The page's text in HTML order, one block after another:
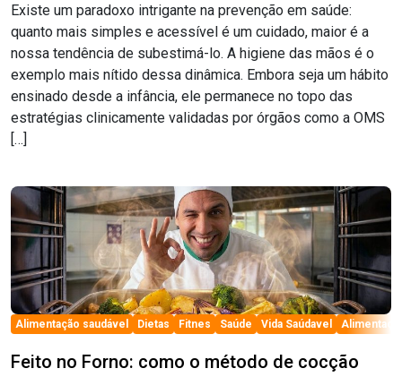
Existe um paradoxo intrigante na prevenção em saúde:
quanto mais simples e acessível é um cuidado, maior é a
nossa tendência de subestimá-lo. A higiene das mãos é o
exemplo mais nítido dessa dinâmica. Embora seja um hábito
ensinado desde a infância, ele permanece no topo das
estratégias clinicamente validadas por órgãos como a OMS
[…]
Alimentação saudável Dietas Fitnes Saúde Vida Saúdavel
Feito no Forno: como o método de cocção